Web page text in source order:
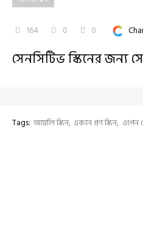
164 0 0
সেনসিটিভ স্কিনের জন্য
Tags: অয়েলি স্কিন একনে প্রণ স্কিন ওপেন